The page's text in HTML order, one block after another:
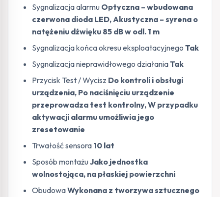
Sygnalizacja alarmu Optyczna – wbudowana
czerwona dioda LED, Akustyczna – syrena o
natężeniu dźwięku 85 dB w odl. 1 m
Sygnalizacja końca okresu eksploatacyjnego Tak
Sygnalizacja nieprawidłowego działaniaTak
Przycisk Test / Wycisz Do kontroli i obsługi
urządzenia, Po naciśnięciu urządzenie
przeprowadza test kontrolny, W przypadku
aktywacji alarmu umożliwia jego
zresetowanie
Trwałość sensora 10 lat
Sposób montażuJako jednostka
wolnostojąca, na płaskiej powierzchni
ObudowaWykonana z tworzywa sztucznego